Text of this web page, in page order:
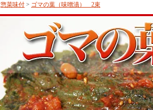
惣菜味付 > ゴマの葉（味噌漬） 2束